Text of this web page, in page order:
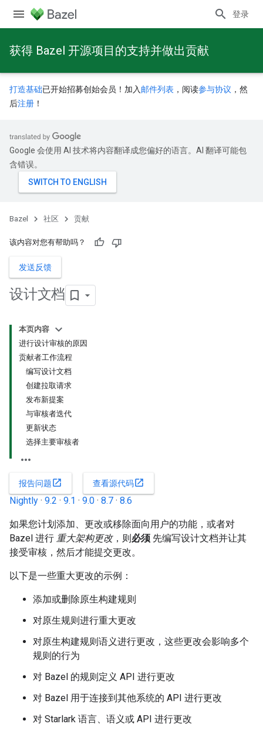
登录
获得 Bazel 开源项目的支持并做出贡献
打造基础已开始招募创始会员！加入 邮件列表 ，阅读参与协议 ，然
后注册 ！
Google 会使用 AI 技术将内容翻译成您偏好的语言。AI 翻译可能包
含错误。
Bazel 社区 贡献
该内容对您有帮助吗？
发送反馈
设计文档
本页内容
进行设计审核的原因
贡献者工作流程
编写设计文档
创建拉取请求
发布新提案
与审核者迭代
更新状态
选择主要审核者
报告问题open_in_new 查看源代码open_in_new
Nightly · 9.2 · 9.1 · 9.0 · 8.7 · 8.6
如果您计划添加、更改或移除面向用户的功能，或者对
Bazel 进行 重大架构更改，则必须 先编写设计文档并让其
接受审核，然后才能提交更改。
以下是一些重大更改的示例：
添加或删除原生构建规则
对原生规则进行重大更改
对原生构建规则语义进行更改，这些更改会影响多个
规则的行为
对 Bazel 的规则定义 API 进行更改
对 Bazel 用于连接到其他系统的 API 进行更改
对 Starlark 语言、语义或 API 进行更改